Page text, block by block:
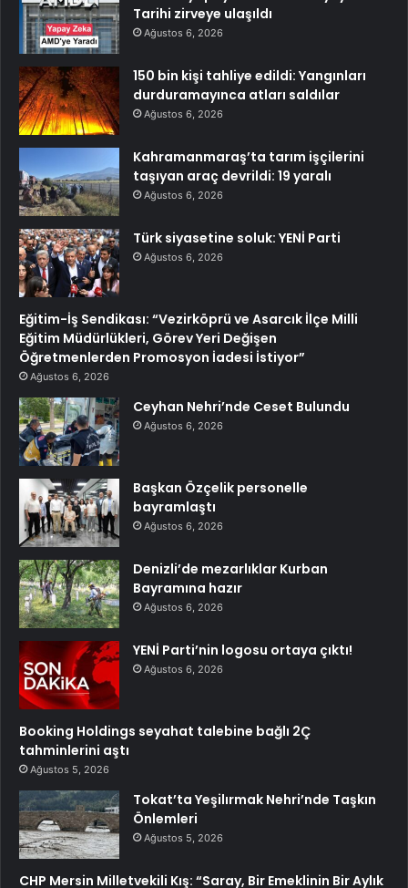
Tarihi zirveye ulaşıldı
Ağustos 6, 2026
150 bin kişi tahliye edildi: Yangınları
durduramayınca atları saldılar
Ağustos 6, 2026
Kahramanmaraş’ta tarım işçilerini
taşıyan araç devrildi: 19 yaralı
Ağustos 6, 2026
Türk siyasetine soluk: YENİ Parti
Ağustos 6, 2026
Eğitim-İş Sendikası: “Vezirköprü ve Asarcık İlçe Milli
Eğitim Müdürlükleri, Görev Yeri Değişen
Öğretmenlerden Promosyon İadesi İstiyor”
Ağustos 6, 2026
Ceyhan Nehri’nde Ceset Bulundu
Ağustos 6, 2026
Başkan Özçelik personelle
bayramlaştı
Ağustos 6, 2026
Denizli’de mezarlıklar Kurban
Bayramına hazır
Ağustos 6, 2026
YENİ Parti’nin logosu ortaya çıktı!
Ağustos 6, 2026
Booking Holdings seyahat talebine bağlı 2Ç
tahminlerini aştı
Ağustos 5, 2026
Tokat’ta Yeşilırmak Nehri’nde Taşkın
Önlemleri
Ağustos 5, 2026
CHP Mersin Milletvekili Kış: “Saray, Bir Emeklinin Bir Aylık